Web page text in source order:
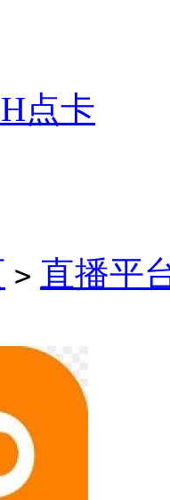
点卡
> 直播平